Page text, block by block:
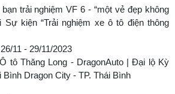
trải nghiệm VF 6 - “một vẻ đẹp không
Sự kiện “Trải nghiệm xe ô tô điện thông
11 - 29/11/2023
tô Thăng Long - DragonAuto | Đại lộ Kỳ
Dragon City - TP. Thái Bình